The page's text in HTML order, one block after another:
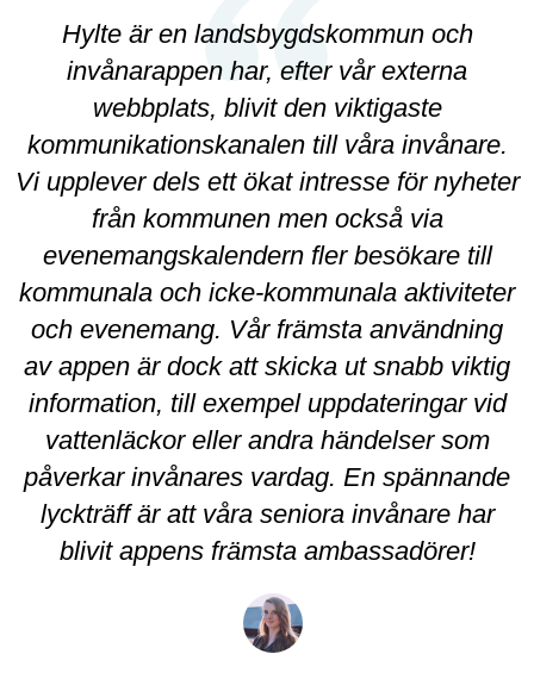
Hylte är en landsbygdskommun och
invånarappen har, efter vår externa
webbplats, blivit den viktigaste
kommunikationskanalen till våra invånare.
Vi upplever dels ett ökat intresse för nyheter
från kommunen men också via
evenemangskalendern fler besökare till
kommunala och icke-kommunala aktiviteter
och evenemang. Vår främsta användning
av appen är dock att skicka ut snabb viktig
information, till exempel uppdateringar vid
vattenläckor eller andra händelser som
påverkar invånares vardag. En spännande
lyckträff är att våra seniora invånare har
blivit appens främsta ambassadörer!